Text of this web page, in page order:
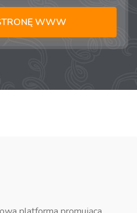
WWW